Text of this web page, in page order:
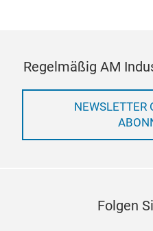
Regelmäßig AM
NEWSLETTER
Folgen